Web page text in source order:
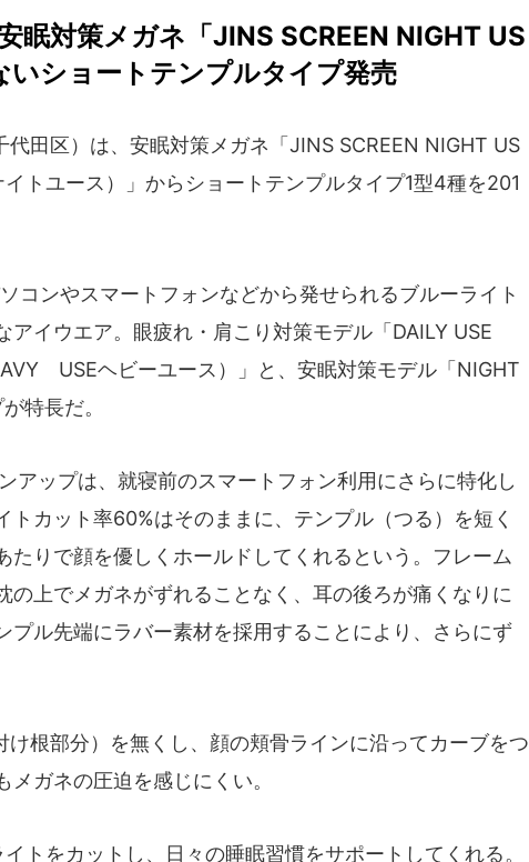
眠対策メガネ「JINS SCREEN NIGHT US
いショートテンプルタイプ発売
代田区）は、安眠対策メガネ「JINS SCREEN NIGHT US
ユース）」からショートテンプルタイプ1型4種を201
コンやスマートフォンなどから発せられるブルーライト
アイウエア。眼疲れ・肩こり対策モデル「DAILY USE
USEヘビーユース）」と、安眠対策モデル「NIGHT
特長だ。
アップは、就寝前のスマートフォン利用にさらに特化し
トカット率60%はそのままに、テンプル（つる）を短く
たりで顔を優しくホールドしてくれるという。フレーム
の上でメガネがずれることなく、耳の後ろが痛くなりに
プル先端にラバー素材を採用することにより、さらにず
根部分）を無くし、顔の頬骨ラインに沿ってカーブをつ
ガネの圧迫を感じにくい。
トをカットし、日々の睡眠習慣をサポートしてくれる。